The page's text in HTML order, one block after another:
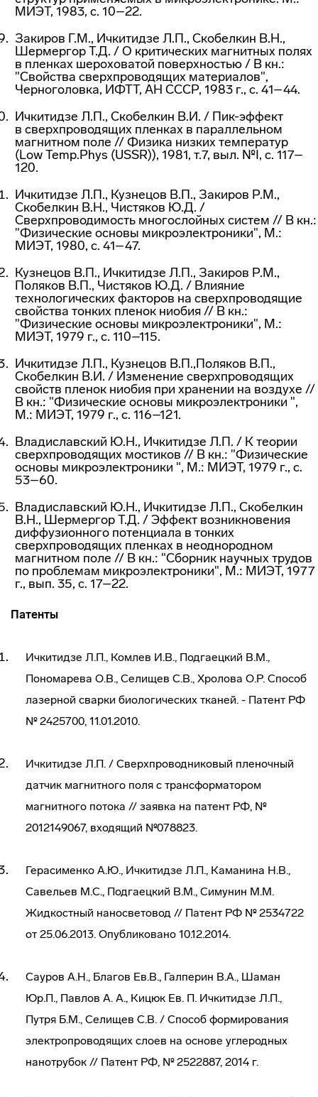
МИЭТ, 1983, с. 10–22.
Закиров Г.М., Ичкитидзе Л.П., Скобелкин В.Н.,
Шермергор Т.Д. / О критических магнитных полях
в пленках шероховатой поверхностью / В кн.:
"Свойства сверхпроводящих материалов",
Черноголовка, ИФТТ, АН СССР, 1983 г., с. 41–44.
Ичкитидзе Л.П., Скобелкин В.И. / Пик-эффект
в сверхпроводящих пленках в параллельном
магнитном поле // Физика низких температур
(Low Temp.Phys (USSR)), 1981, т.7, выл. №I, с. 117–
120.
Ичкитидзе Л.П., Кузнецов В.П., Закиров Р.М.,
Скобелкин В.Н., Чистяков Ю.Д. /
Сверхпроводимость многослойных систем // В кн.:
"Физические основы микроэлектроники", М.:
МИЭТ, 1980, с. 41–47.
Кузнецов В.П., Ичкитидзе Л.П., Закиров Р.М.,
Поляков В.П., Чистяков Ю.Д. / Влияние
технологических факторов на сверхпроводящие
свойства тонких пленок ниобия // В кн.:
"Физические основы микроэлектроники", М.:
МИЭТ, 1979 г., с. 110–115.
Ичкитидзе Л.П., Кузнецов В.П.,Поляков В.П.,
Скобелкин В.И. / Изменение сверхпроводящих
свойств пленок ниобия при хранении на воздухе //
В кн.: "Физические основы микроэлектроники ",
М.: МИЭТ, 1979 г., с. 116–121.
Владиславский Ю.Н., Ичкитидзе Л.П. / К теории
сверхпроводящих мостиков // В кн.: "Физические
основы микроэлектроники ", М.: МИЭТ, 1979 г., с.
53–60.
Владиславский Ю.Н., Ичкитидзе Л.П., Скобелкин
В.Н., Шермергор Т.Д. / Эффект возникновения
диффузионного потенциала в тонких
сверхпроводящих пленках в неоднородном
магнитном поле // В кн.: "Сборник научных трудов
по проблемам микроэлектроники", М.: МИЭТ, 1977
г., вып. 35, с. 17–22.
Патенты
Ичкитидзе Л.П., Комлев И.В., Подгаецкий В.М.,
Пономарева О.В., Селищев С.В., Хролова О.Р. Способ
лазерной сварки биологических тканей. - Патент РФ
№ 2425700, 11.01.2010.
Ичкитидзе Л.П. / Сверхпроводниковый пленочный
датчик магнитного поля с трансформатором
магнитного потока // заявка на патент РФ, №
2012149067, входящий №078823.
Герасименко А.Ю., Ичкитидзе Л.П., Каманина Н.В.,
Савельев М.С., Подгаецкий В.М., Симунин М.М.
Жидкостный наносветовод // Патент РФ № 2534722
от 25.06.2013. Опубликовано 10.12.2014.
Сауров А.Н., Благов Ев.В., Галперин В.А., Шаман
Юр.П., Павлов А. А., Кицюк Ев. П. Ичкитидзе Л.П.,
Путря Б.М., Селищев С.В. / Способ формирования
электропроводящих слоев на основе углеродных
нанотрубок // Патент РФ, № 2522887, 2014 г.